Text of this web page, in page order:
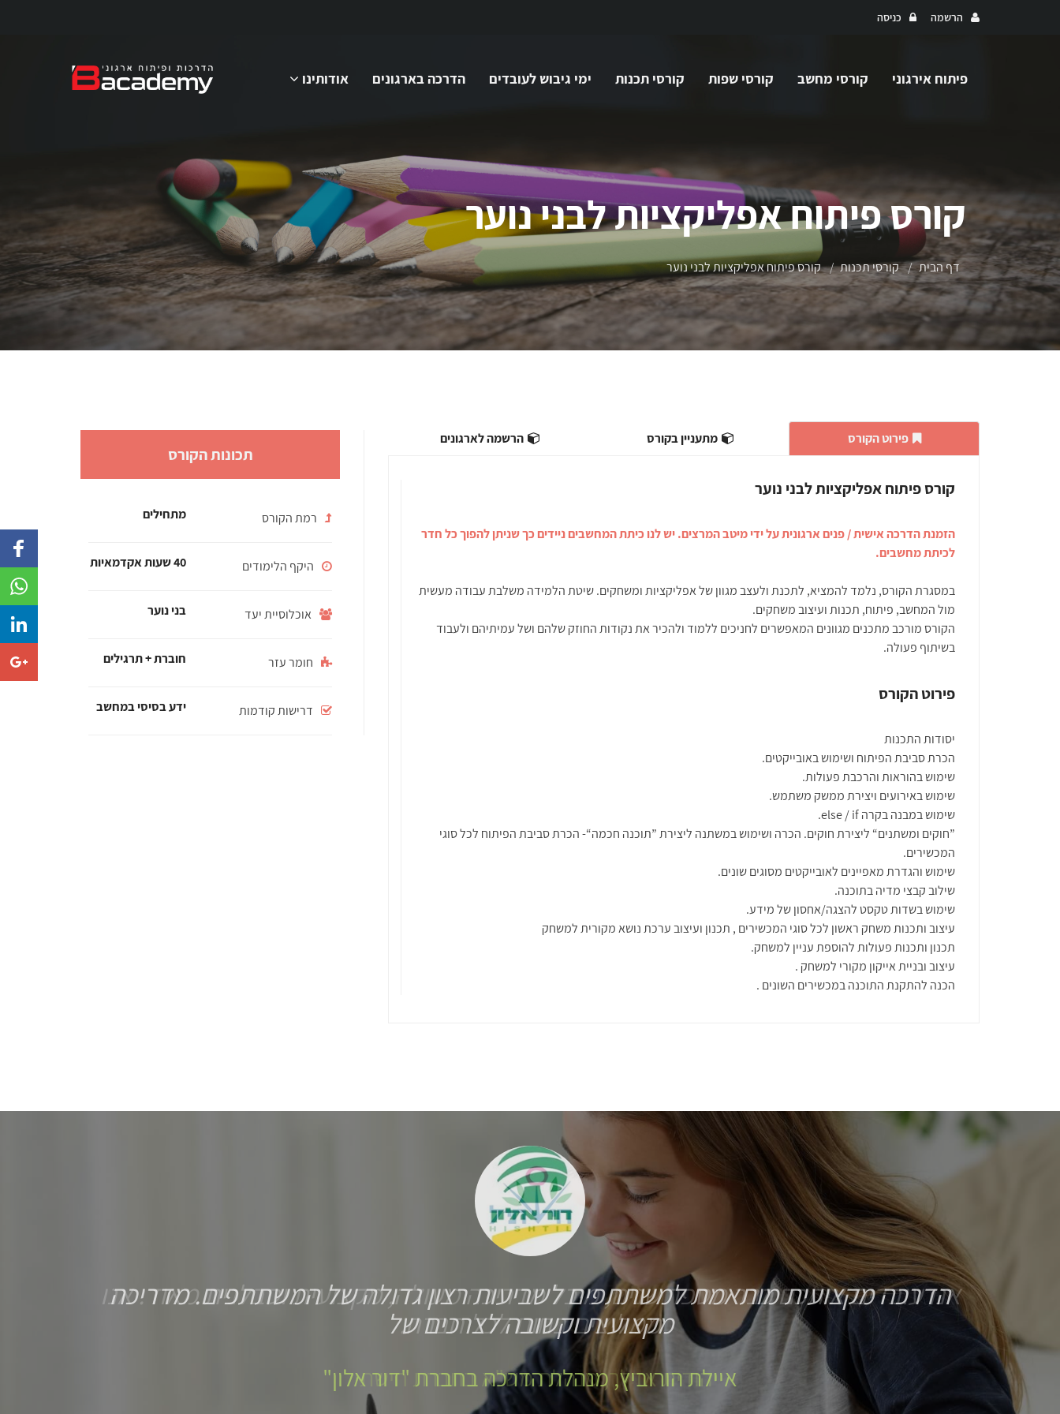
הרשמה כניסה
פיתוח אירגוני קורסי מחשב קורסי שפות קורסי תכנות ימי גיבוש לעובדים הדרכה בארגונים אודותינו
קורס פיתוח אפליקציות לבני נוער
דף הבית קורסי תכנות קורס פיתוח אפליקציות לבני נוער
פירוט הקורס מתעניין בקורס הרשמה לארגונים
קורס פיתוח אפליקציות לבני נוער
הזמנת הדרכה אישית / פנים ארגונית על ידי מיטב המרצים. יש לנו כיתת המחשבים ניידים כך שניתן להפוך כל חדר
לכיתת מחשבים.
במסגרת הקורס, נלמד להמציא, לתכנת ולעצב מגוון של אפליקציות ומשחקים. שיטת הלמידה משלבת עבודה מעשית
מול המחשב, פיתוח, תכנות ועיצוב משחקים.
הקורס מורכב מתכנים מגוונים המאפשרים לחניכים ללמוד ולהכיר את נקודות החוזק שלהם ושל עמיתיהם ולעבוד
בשיתוף פעולה.
פירוט הקורס
יסודות התכנות
הכרת סביבת הפיתוח ושימוש באובייקטים.
שימוש בהוראות והרכבת פעולות.
שימוש באירועים ויצירת ממשק משתמש.
שימוש במבנה בקרה else / if.
”חוקים ומשתנים“ ליצירת חוקים. הכרה ושימוש במשתנה ליצירת ”תוכנה חכמה“- הכרת סביבת הפיתוח לכל סוגי
המכשירים.
שימוש והגדרת מאפיינים לאובייקטים מסוגים שונים.
שילוב קבצי מדיה בתוכנה.
שימוש בשדות טקסט להצגה/אחסון של מידע.
עיצוב ותכנות משחק ראשון לכל סוגי המכשירים , תכנון ועיצוב ערכת נושא מקורית למשחק
תכנון ותכנות פעולות להוספת עניין למשחק.
עיצוב ובניית אייקון מקורי למשחק .
הכנה להתקנת התוכנה במכשירים השונים .
תכונות הקורס
רמת הקורס מתחילים
היקף הלימודים 40 שעות אקדמאיות
אוכלוסיית יעד בני נוער
חומר עזר חוברת + תרגילים
דרישות קודמות ידע בסיסי במחשב
הדרכה מקצועית מותאמת למשתתפים לשביעות רצון גדולה של המשתתפים. מדריכה
מקצועית וקשובה לצרכים של
איילת הורוביץ, מנהלת הדרכה בחברת "דור אלון"
to
to
to